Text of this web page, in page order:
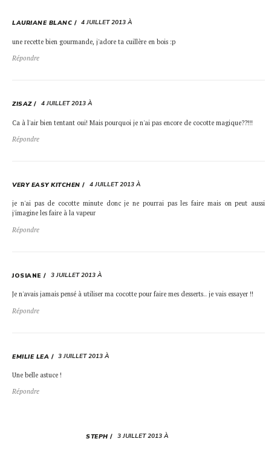
LAURIANE BLANC 4 JUILLET 2013 À
une recette bien gourmande, j'adore ta cuillère en bois :p
Répondre
ZISAZ 4 JUILLET 2013 À
Ca à l'air bien tentant oui! Mais pourquoi je n'ai pas encore de cocotte magique??!!!
Répondre
VERY EASY KITCHEN 4 JUILLET 2013 À
je n'ai pas de cocotte minute donc je ne pourrai pas les faire mais on peut aussi
j'imagine les faire à la vapeur
Répondre
JOSIANE 3 JUILLET 2013 À
Je n'avais jamais pensé à utiliser ma cocotte pour faire mes desserts.. je vais essayer !!
Répondre
EMILIE LEA 3 JUILLET 2013 À
Une belle astuce !
Répondre
STEPH 3 JUILLET 2013 À